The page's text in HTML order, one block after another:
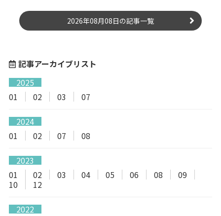
2026年08月08日の記事一覧
記事アーカイブリスト
2025
01
02 03 07
2024
01
02 07 08
2023
01
02 03 04 05 06 08
09
10
12
2022